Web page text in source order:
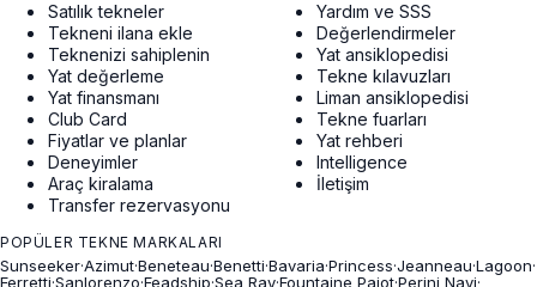
Satılık tekneler
Tekneni ilana ekle
Teknenizi sahiplenin
Yat değerleme
Yat finansmanı
Club Card
Fiyatlar ve planlar
Deneyimler
Araç kiralama
Transfer rezervasyonu
Yardım ve SSS
Değerlendirmeler
Yat ansiklopedisi
Tekne kılavuzları
Liman ansiklopedisi
Tekne fuarları
Yat rehberi
Intelligence
İletişim
POPÜLER TEKNE MARKALARI
Sunseeker·Azimut·Beneteau·Benetti·Bavaria·Princess·Jeanneau·Lagoon·
Ferretti·Sanlorenzo·Feadship·Sea Ray·Fountaine Pajot·Perini Navi·